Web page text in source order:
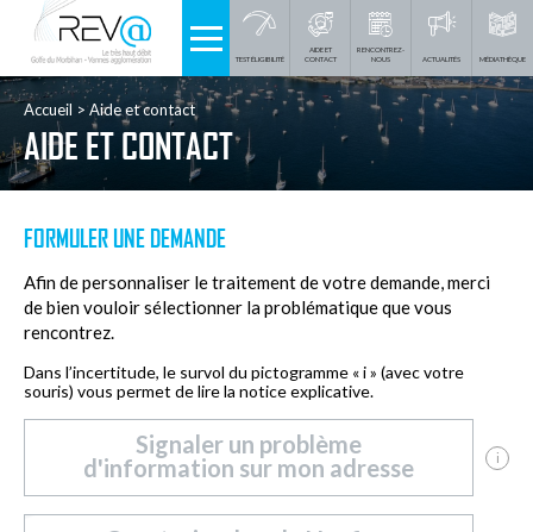
TEST ÉLIGIBILITÉ
AIDE ET
CONTACT
RENCONTREZ-
NOUS
ACTUALITÉS MÉDIATHÈQUE
Accueil Aide et contact
AIDE ET CONTACT
FORMULER UNE DEMANDE
Afin de personnaliser le traitement de votre demande, merci
de bien vouloir sélectionner la problématique que vous
rencontrez.
Dans l’incertitude, le survol du pictogramme « i » (avec votre
souris) vous permet de lire la notice explicative.
Signaler un problème
d'information sur mon adresse
i